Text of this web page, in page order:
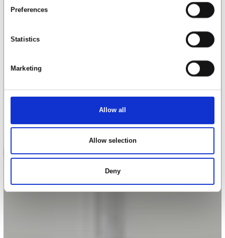
Preferences
Statistics
Marketing
Allow all
Allow selection
Deny